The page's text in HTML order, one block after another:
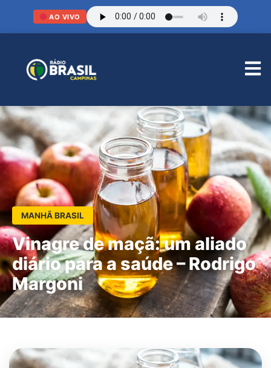
AO VIVO
MANHÃ BRASIL
Vinagre de maçã: um aliado
diário para a saúde – Rodrigo
Margoni